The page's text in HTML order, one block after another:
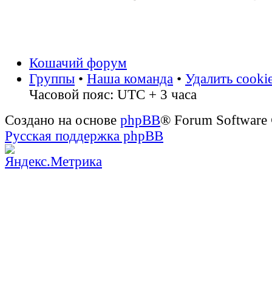
Кошачий форум
Группы • Наша команда • Удалить
Часовой пояс: UTC + 3 часа
Создано на основе phpBB® Forum
Русская поддержка phpBB